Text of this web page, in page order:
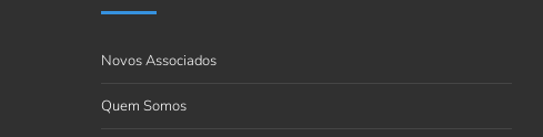
Novos Associados
Quem Somos